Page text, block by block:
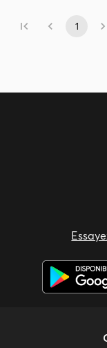
1